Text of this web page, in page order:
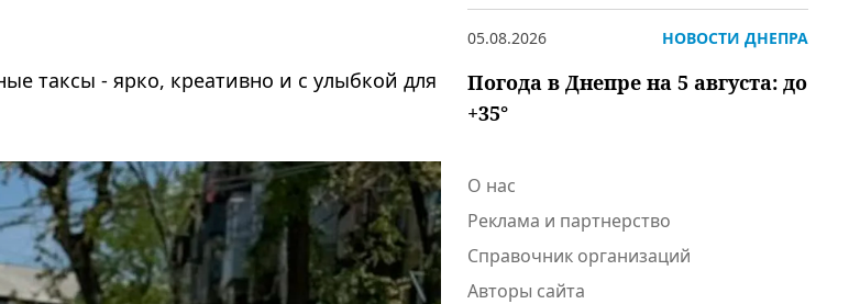
таксы - ярко, креативно и с улыбкой для
05.08.2026 НОВОСТИ ДНЕПРА
Погода в Днепре на 5 августа: до
+35°
О нас
Реклама и партнерство
Справочник организаций
Авторы сайта